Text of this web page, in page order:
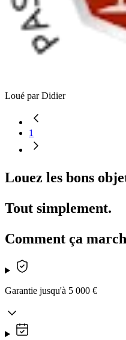
Loué parDidier
1
Louez les bons
Tout simplement.
Comment ça
Garantie jusqu'à 5 000 €